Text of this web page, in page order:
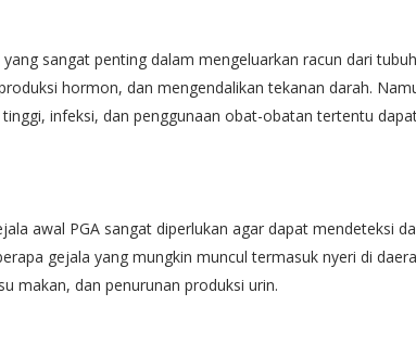
sangat penting dalam mengeluarkan racun dari
hormon, dan mengendalikan tekanan darah.
infeksi, dan penggunaan obat-obatan tertentu
awal PGA sangat diperlukan agar dapat mendeteksi
gejala yang mungkin muncul termasuk nyeri di
makan, dan penurunan produksi urin.